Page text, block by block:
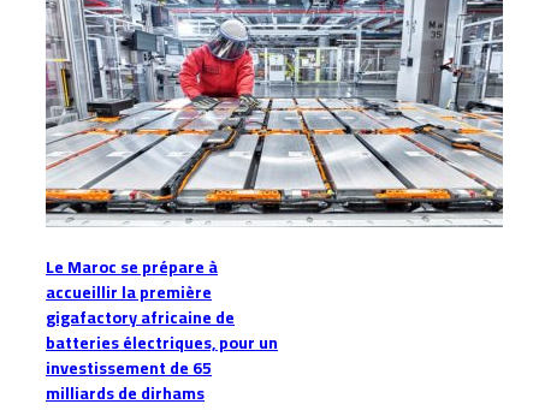
Le Maroc se prépare à
accueillir la première
gigafactory africaine de
batteries électriques, pour un
investissement de 65
milliards de dirhams